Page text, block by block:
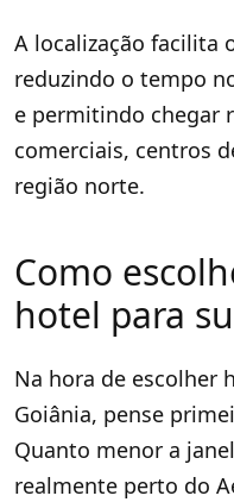
A localização facilita
reduzindo o tempo
e permitindo chegar
comerciais, centros
região norte.
Como
hotel para
Na hora de escolher
Goiânia, pense
Quanto menor a
realmente perto do